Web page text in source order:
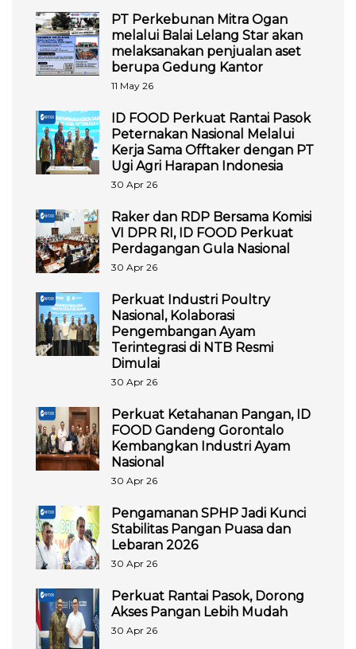
PT Perkebunan Mitra Ogan
melalui Balai Lelang Star akan
melaksanakan penjualan aset
berupa Gedung Kantor
11 May 26
ID FOOD Perkuat Rantai Pasok
Peternakan Nasional Melalui
Kerja Sama Offtaker dengan PT
Ugi Agri Harapan Indonesia
30 Apr 26
Raker dan RDP Bersama Komisi
VI DPR RI, ID FOOD Perkuat
Perdagangan Gula Nasional
30 Apr 26
Perkuat Industri Poultry
Nasional, Kolaborasi
Pengembangan Ayam
Terintegrasi di NTB Resmi
Dimulai
30 Apr 26
Perkuat Ketahanan Pangan, ID
FOOD Gandeng Gorontalo
Kembangkan Industri Ayam
Nasional
30 Apr 26
Pengamanan SPHP Jadi Kunci
Stabilitas Pangan Puasa dan
Lebaran 2026
30 Apr 26
Perkuat Rantai Pasok, Dorong
Akses Pangan Lebih Mudah
30 Apr 26